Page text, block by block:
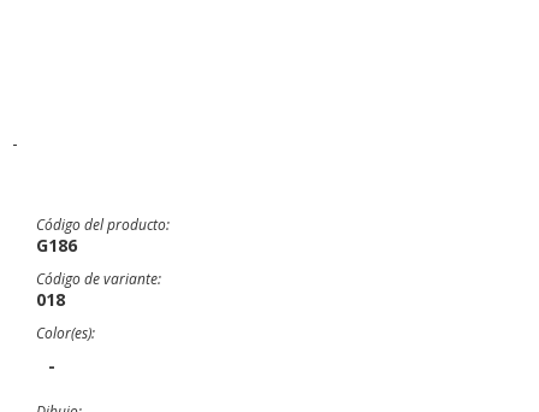
-
Código del producto:
G186
Código de variante:
018
Color(es):
-